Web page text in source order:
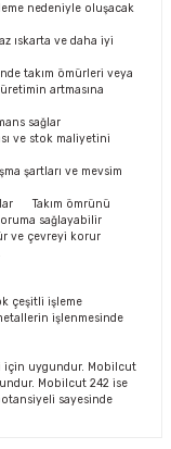
nedeniyle oluşacak
ıskarta ve daha iyi
takım ömürleri veya
artmasına
sağlar
ve stok maliyetini
şartları ve mevsim
Takım ömrünü
sağlayabilir
ve çevreyi korur
çeşitli işleme
işlenmesinde
için uygundur. Mobilcut
Mobilcut 242 ise
sayesinde